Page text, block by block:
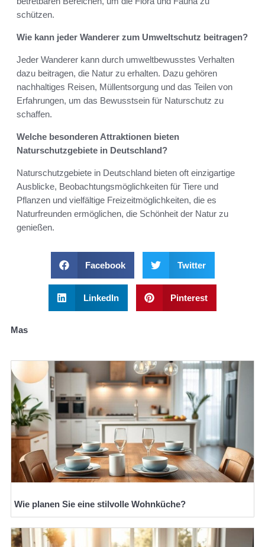
schützen.
Wie kann jeder Wanderer zum Umweltschutz beitragen?
Jeder Wanderer kann durch umweltbewusstes Verhalten
dazu beitragen, die Natur zu erhalten. Dazu gehören
nachhaltiges Reisen, Müllentsorgung und das Teilen von
Erfahrungen, um das Bewusstsein für Naturschutz zu
schaffen.
Welche besonderen Attraktionen bieten
Naturschutzgebiete in Deutschland?
Naturschutzgebiete in Deutschland bieten oft einzigartige
Ausblicke, Beobachtungsmöglichkeiten für Tiere und
Pflanzen und vielfältige Freizeitmöglichkeiten, die es
Naturfreunden ermöglichen, die Schönheit der Natur zu
genießen.
Facebook Twitter
LinkedIn Pinterest
Mas
Wie planen Sie eine stilvolle Wohnküche?